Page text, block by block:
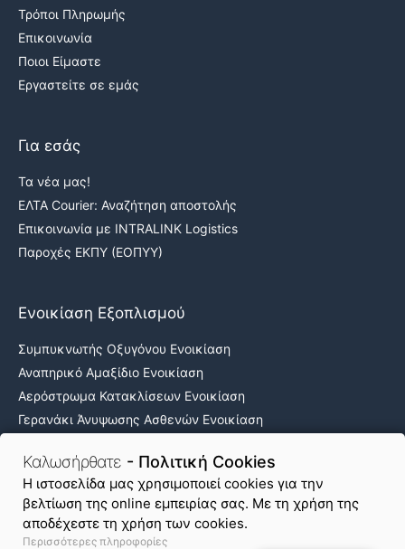
Καλωσήρθατε - Πολιτική Cookies
H ιστοσελίδα μας χρησιμοποιεί cookies για την
βελτίωση της online εμπειρίας σας. Με τη χρήση της
αποδέχεστε τη χρήση των cookies.
Περισσότερες πληροφορίες
Τρόποι Πληρωμής
Επικοινωνία
Ποιοι Είμαστε
Εργαστείτε σε εμάς
Για εσάς
Τα νέα μας!
ΕΛΤΑ Courier: Αναζήτηση αποστολής
Επικοινωνία με INTRALINK Logistics
Παροχές ΕΚΠΥ (ΕΟΠΥΥ)
Ενοικίαση Εξοπλισμού
Συμπυκνωτής Οξυγόνου Ενοικίαση
Αναπηρικό Αμαξίδιο Ενοικίαση
Αερόστρωμα Κατακλίσεων Ενοικίαση
Γερανάκι Άνυψωσης Ασθενών Ενοικίαση
Όροι Χρήσης & Απόρρητο
Πολιτική Cookies